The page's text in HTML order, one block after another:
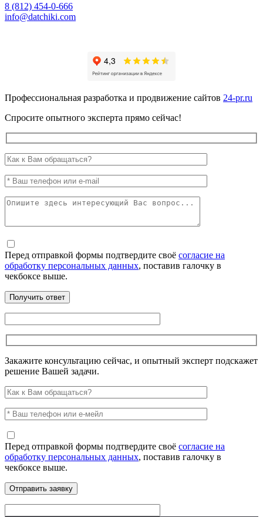
8 (812) 454-0-666
info@datchiki.com
Профессиональная разработка и продвижение сайтов 24-pr.ru
Спросите опытного эксперта прямо сейчас!
Перед отправкой формы подтвердите своё согласие на
обработку персональных данных, поставив галочку в
чекбоксе выше.
Закажите консультацию сейчас, и опытный эксперт подскажет
решение Вашей задачи.
Перед отправкой формы подтвердите своё согласие на
обработку персональных данных, поставив галочку в
чекбоксе выше.